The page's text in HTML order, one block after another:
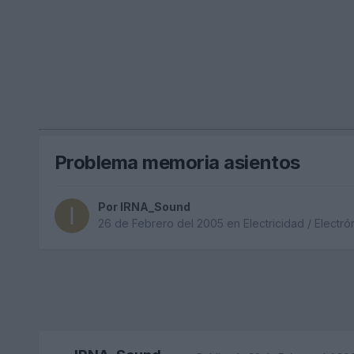
Problema memoria asientos
Por IRNA_Sound
26 de Febrero del 2005 en Electricidad /